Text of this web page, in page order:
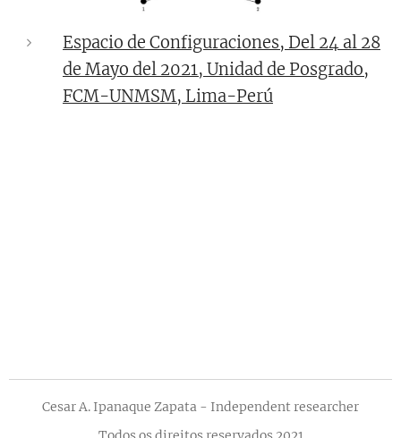
Espacio de Configuraciones, Del 24 al 28
de Mayo del 2021, Unidad de Posgrado,
FCM-UNMSM, Lima-Perú
Cesar A. Ipanaque Zapata - Independent researcher